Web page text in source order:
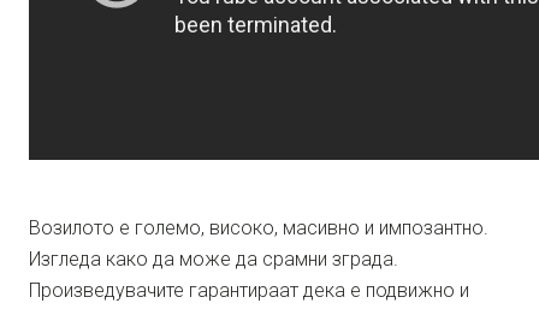
Возилото е големо, високо, масивно и импозантно.
Изгледа како да може да срамни зграда.
Произведувачите гарантираат дека е подвижно и